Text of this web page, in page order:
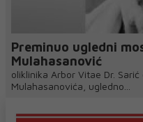
Preminuo ugledni
Mulahasanović
oliklinika Arbor Vitae Dr.
Mulahasanovića, ugledno...